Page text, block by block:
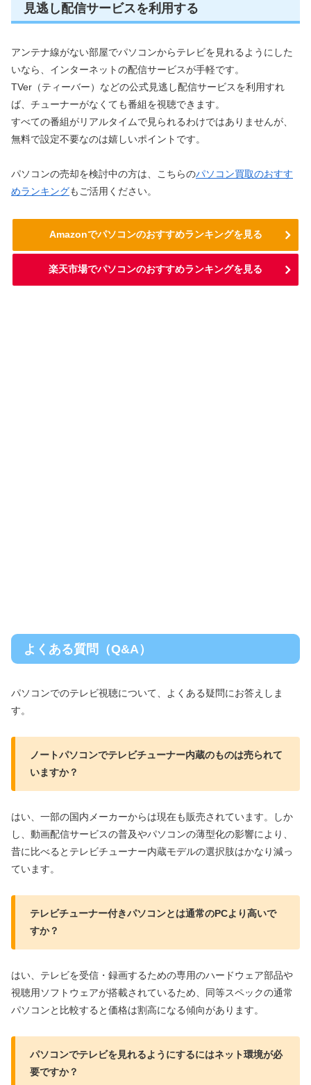
見逃し配信サービスを利用する
アンテナ線がない部屋でパソコンからテレビを見れるようにした
いなら、インターネットの配信サービスが手軽です。
TVer（ティーバー）などの公式見逃し配信サービスを利用すれ
ば、チューナーがなくても番組を視聴できます。
すべての番組がリアルタイムで見られるわけではありませんが、
無料で設定不要なのは嬉しいポイントです。
パソコンの売却を検討中の方は、こちらのパソコン買取のおすす
めランキングもご活用ください。
Amazonでパソコンのおすすめランキングを見る
楽天市場でパソコンのおすすめランキングを見る
よくある質問（Q&A）
パソコンでのテレビ視聴について、よくある疑問にお答えしま
す。
ノートパソコンでテレビチューナー内蔵のものは売られて
いますか？
はい、一部の国内メーカーからは現在も販売されています。しか
し、動画配信サービスの普及やパソコンの薄型化の影響により、
昔に比べるとテレビチューナー内蔵モデルの選択肢はかなり減っ
ています。
テレビチューナー付きパソコンとは通常のPCより高いで
すか？
はい、テレビを受信・録画するための専用のハードウェア部品や
視聴用ソフトウェアが搭載されているため、同等スペックの通常
パソコンと比較すると価格は割高になる傾向があります。
パソコンでテレビを見れるようにするにはネット環境が必
要ですか？